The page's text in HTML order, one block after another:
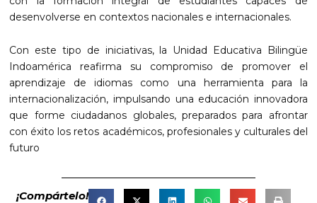
desenvolverse en contextos nacionales e internacionales.
Con este tipo de iniciativas, la Unidad Educativa Bilingüe
Indoamérica reafirma su compromiso de promover el
aprendizaje de idiomas como una herramienta para la
internacionalización, impulsando una educación innovadora
que forme ciudadanos globales, preparados para afrontar
con éxito los retos académicos, profesionales y culturales del
futuro
¡Compártelo!